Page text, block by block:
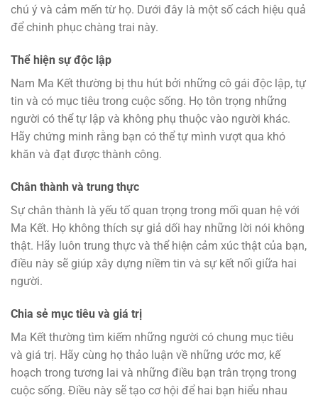
chú ý và cảm mến từ họ. Dưới đây là một số cách hiệu quả
để chinh phục chàng trai này.
Thể hiện sự độc lập
Nam Ma Kết thường bị thu hút bởi những cô gái độc lập, tự
tin và có mục tiêu trong cuộc sống. Họ tôn trọng những
người có thể tự lập và không phụ thuộc vào người khác.
Hãy chứng minh rằng bạn có thể tự mình vượt qua khó
khăn và đạt được thành công.
Chân thành và trung thực
Sự chân thành là yếu tố quan trọng trong mối quan hệ với
Ma Kết. Họ không thích sự giả dối hay những lời nói không
thật. Hãy luôn trung thực và thể hiện cảm xúc thật của bạn,
điều này sẽ giúp xây dựng niềm tin và sự kết nối giữa hai
người.
Chia sẻ mục tiêu và giá trị
Ma Kết thường tìm kiếm những người có chung mục tiêu
và giá trị. Hãy cùng họ thảo luận về những ước mơ, kế
hoạch trong tương lai và những điều bạn trân trọng trong
cuộc sống. Điều này sẽ tạo cơ hội để hai bạn hiểu nhau